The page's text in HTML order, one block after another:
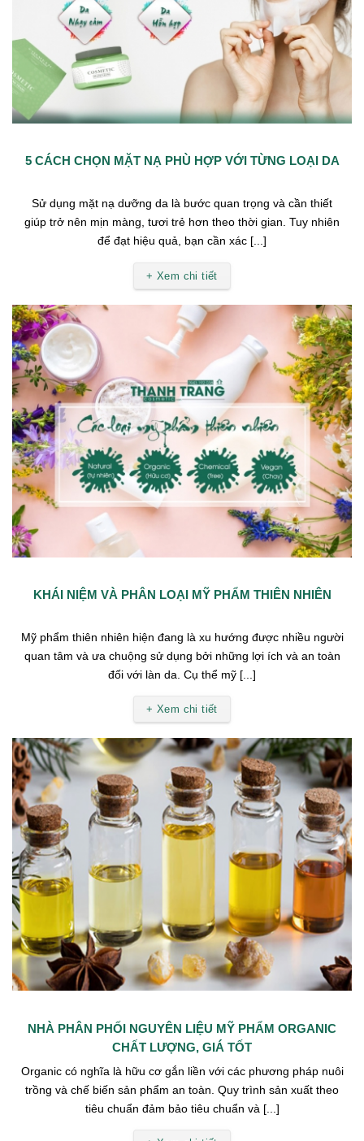
5 CÁCH CHỌN MẶT NẠ PHÙ HỢP VỚI TỪNG LOẠI DA
Sử dụng mặt nạ dưỡng da là bước quan trọng và cần thiết
giúp trở nên mịn màng, tươi trẻ hơn theo thời gian. Tuy nhiên
để đạt hiệu quả, bạn cần xác [...]
+ Xem chi tiết
KHÁI NIỆM VÀ PHÂN LOẠI MỸ PHẨM THIÊN NHIÊN
Mỹ phẩm thiên nhiên hiện đang là xu hướng được nhiều người
quan tâm và ưa chuộng sử dụng bởi những lợi ích và an toàn
đối với làn da. Cụ thể mỹ [...]
+ Xem chi tiết
NHÀ PHÂN PHỐI NGUYÊN LIỆU MỸ PHẨM ORGANIC
CHẤT LƯỢNG, GIÁ TỐT
Organic có nghĩa là hữu cơ gắn liền với các phương pháp nuôi
trồng và chế biến sản phẩm an toàn. Quy trình sản xuất theo
tiêu chuẩn đảm bảo tiêu chuẩn và [...]